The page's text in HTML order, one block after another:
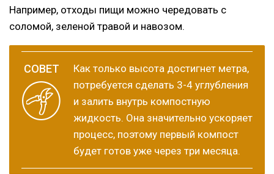
Например, отходы пищи можно чередовать с
соломой, зеленой травой и навозом.
Как только высота достигнет метра,
потребуется сделать 3-4 углубления
и залить внутрь компостную
жидкость. Она значительно ускоряет
процесс, поэтому первый компост
будет готов уже через три месяца.